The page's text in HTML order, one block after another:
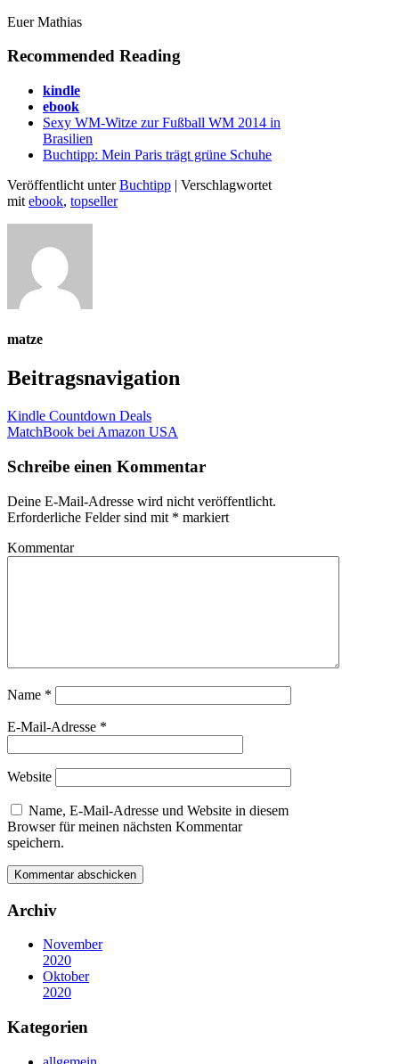
Euer Mathias
Recommended Reading
kindle
ebook
Sexy WM-Witze zur Fußball WM 2014 in
Brasilien
Buchtipp: Mein Paris trägt grüne Schuhe
Veröffentlicht unterBuchtipp | Verschlagwortet
mit ebook, topseller
matze
Beitragsnavigation
Kindle Countdown Deals
MatchBook bei Amazon USA
Schreibe einen Kommentar
Deine E-Mail-Adresse wird nicht veröffentlicht.
Erforderliche Felder sind mit * markiert
Kommentar
Name *
E-Mail-Adresse *
Website
Name, E-Mail-Adresse und Website in diesem
Browser für meinen nächsten Kommentar
speichern.
Archiv
November
2020
Oktober
2020
Kategorien